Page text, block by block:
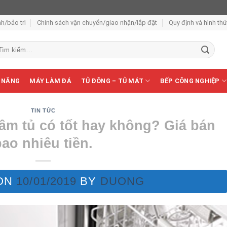
bảo trì Chính sách vận chuyển/giao nhận/lắp đặt Quy định và hình
MÁY LÀM ĐÁ TỦ ĐÔNG – TỦ MÁT BẾP CÔNG NGHIỆP
TIN TỨC
tủ có tốt hay không? Giá bán
nhiêu tiền.
10/01/2019 BY DUONG